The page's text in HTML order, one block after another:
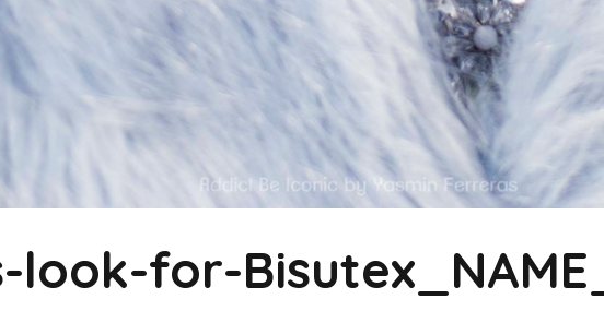
look-for-